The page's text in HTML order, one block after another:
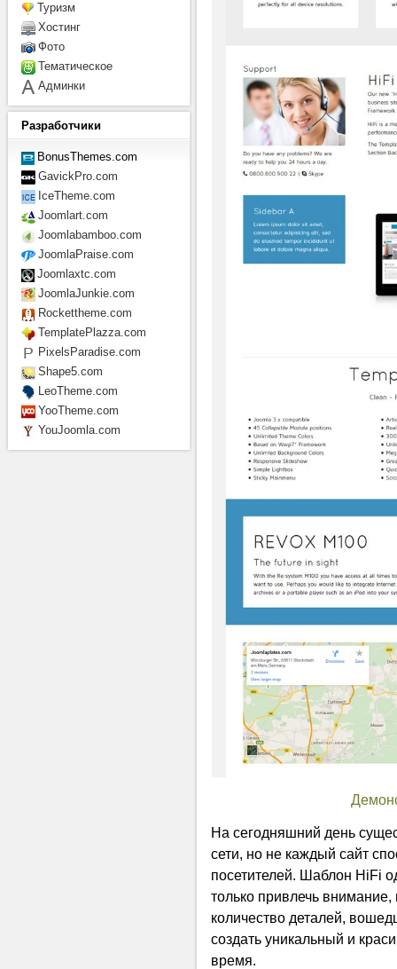
На сегодняшний день
сети, но не каждый сайт
посетителей. Шаблон HiFi
только привлечь
количество деталей,
создать уникальный и
время.
Туризм
Хостинг
Фото
Тематическое
Админки
Разработчики
BonusThemes.com
GavickPro.com
IceTheme.com
Joomlart.com
Joomlabamboo.com
JoomlaPraise.com
Joomlaxtc.com
JoomlaJunkie.com
Rockettheme.com
TemplatePlazza.com
PixelsParadise.com
Shape5.com
LeoTheme.com
YooTheme.com
YouJoomla.com